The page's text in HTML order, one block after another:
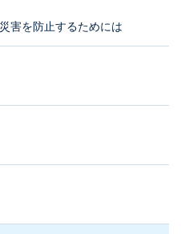
害を防止するためには